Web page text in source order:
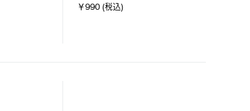
￥990 (税込)